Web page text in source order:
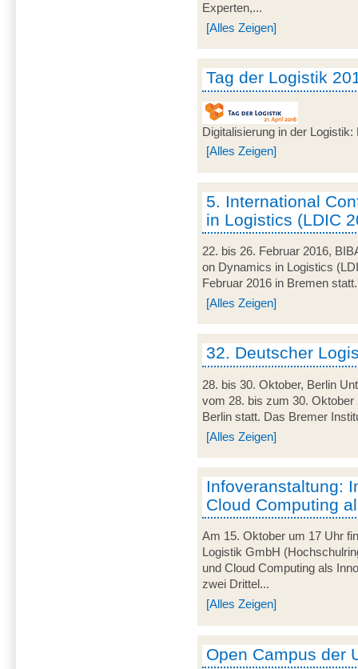
Experten,...
[Alles Zeigen]
Tag der Logistik
Digitalisierung in der
[Alles Zeigen]
5. International
in Logistics (LDIC
22. bis 26. Februar 2016,
on Dynamics in Logistics
Februar 2016 in Bremen
[Alles Zeigen]
32. Deutscher
28. bis 30. Oktober, Berlin
vom 28. bis zum 30.
Berlin statt. Das Bremer
[Alles Zeigen]
Infoveranstaltung:
Cloud Computing
Am 15. Oktober um 17 Uhr
Logistik GmbH
und Cloud Computing als
zwei Drittel...
[Alles Zeigen]
Open Campus der